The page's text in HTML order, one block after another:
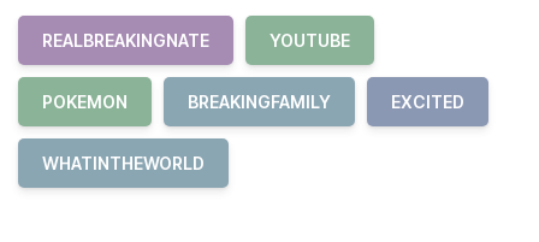
REALBREAKINGNATE YOUTUBE
POKEMON BREAKINGFAMILY EXCITED
WHATINTHEWORLD